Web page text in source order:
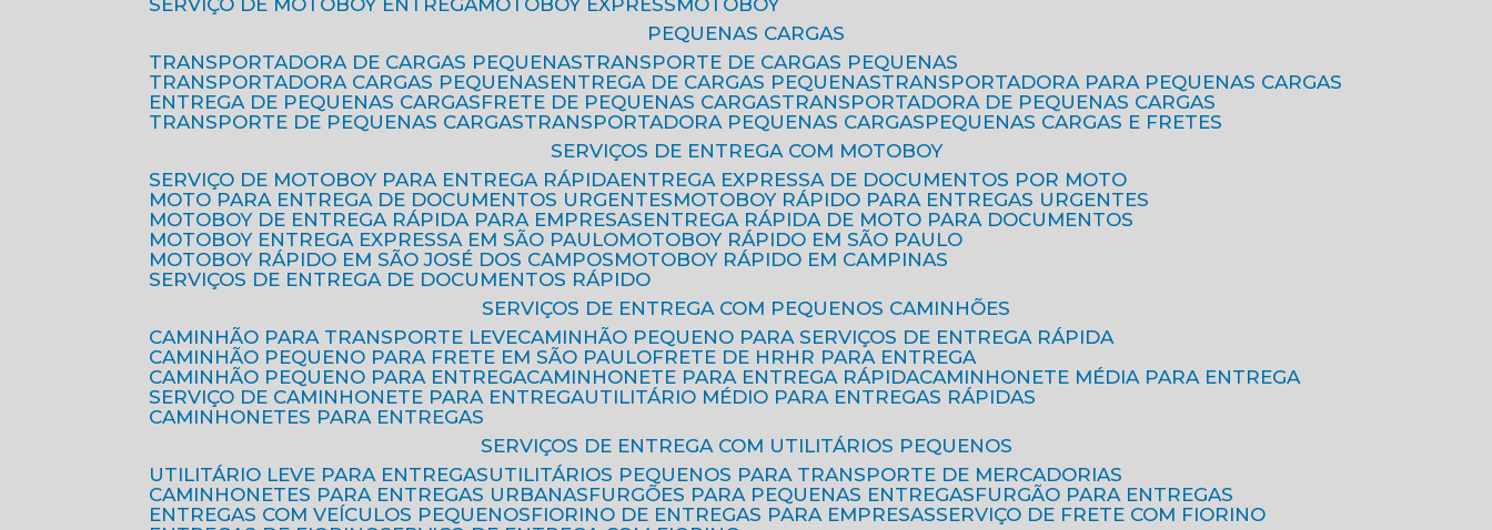
SERVIÇO DE MOTOBOY ENTREGA
MOTOBOY EXPRESS
MOTOBOY
PEQUENAS CARGAS
TRANSPORTADORA DE CARGAS PEQUENAS
TRANSPORTE DE CARGAS PEQUENAS
TRANSPORTADORA CARGAS PEQUENAS
ENTREGA DE CARGAS PEQUENAS
TRANSPORTADORA PARA PEQUENAS CARGAS
ENTREGA DE PEQUENAS CARGAS
FRETE DE PEQUENAS CARGAS
TRANSPORTADORA DE PEQUENAS CARGAS
TRANSPORTE DE PEQUENAS CARGAS
TRANSPORTADORA PEQUENAS CARGAS
PEQUENAS CARGAS E FRETES
SERVIÇOS DE ENTREGA COM MOTOBOY
SERVIÇO DE MOTOBOY PARA ENTREGA RÁPIDA
ENTREGA EXPRESSA DE DOCUMENTOS POR MOTO
MOTO PARA ENTREGA DE DOCUMENTOS URGENTES
MOTOBOY RÁPIDO PARA ENTREGAS URGENTES
MOTOBOY DE ENTREGA RÁPIDA PARA EMPRESAS
ENTREGA RÁPIDA DE MOTO PARA DOCUMENTOS
MOTOBOY ENTREGA EXPRESSA EM SÃO PAULO
MOTOBOY RÁPIDO EM SÃO PAULO
MOTOBOY RÁPIDO EM SÃO JOSÉ DOS CAMPOS
MOTOBOY RÁPIDO EM CAMPINAS
SERVIÇOS DE ENTREGA DE DOCUMENTOS RÁPIDO
SERVIÇOS DE ENTREGA COM PEQUENOS CAMINHÕES
CAMINHÃO PARA TRANSPORTE LEVE
CAMINHÃO PEQUENO PARA SERVIÇOS DE ENTREGA RÁPIDA
CAMINHÃO PEQUENO PARA FRETE EM SÃO PAULO
FRETE DE HR
HR PARA ENTREGA
CAMINHÃO PEQUENO PARA ENTREGA CAMINHONETE PARA ENTREGA RÁPIDA CAMINHONETE MÉDIA PARA ENTREGA
SERVIÇO DE CAMINHONETE PARA ENTREGA
UTILITÁRIO MÉDIO PARA ENTREGAS RÁPIDAS
CAMINHONETES PARA ENTREGAS
SERVIÇOS DE ENTREGA COM UTILITÁRIOS PEQUENOS
UTILITÁRIO LEVE PARA ENTREGAS
UTILITÁRIOS PEQUENOS PARA TRANSPORTE DE MERCADORIAS
CAMINHONETES PARA ENTREGAS URBANAS
FURGÕES PARA PEQUENAS ENTREGAS
FURGÃO PARA ENTREGAS
ENTREGAS COM VEÍCULOS PEQUENOS
FIORINO DE ENTREGAS PARA EMPRESAS
SERVIÇO DE FRETE COM FIORINO